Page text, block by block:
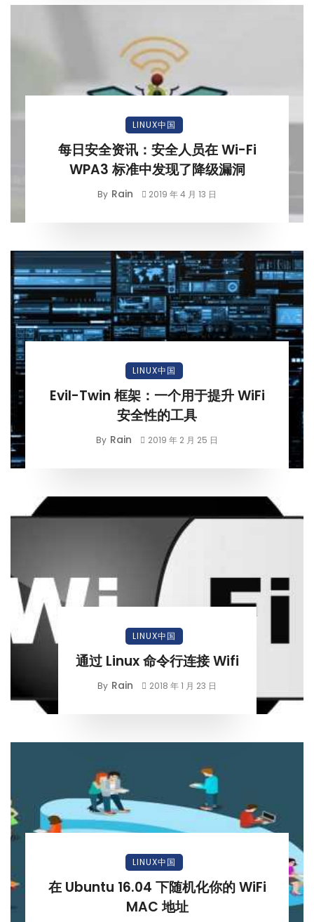
LINUX中国
每日安全资讯：安全人员在 Wi-Fi
WPA3 标准中发现了降级漏洞
By Rain 2019 年 4 月 13 日
LINUX中国
Evil-Twin 框架：一个用于提升 WiFi
安全性的工具
By Rain 2019 年 2 月 25 日
LINUX中国
通过 Linux 命令行连接 Wifi
By Rain 2018 年 1 月 23 日
LINUX中国
在 Ubuntu 16.04 下随机化你的 WiFi
MAC 地址